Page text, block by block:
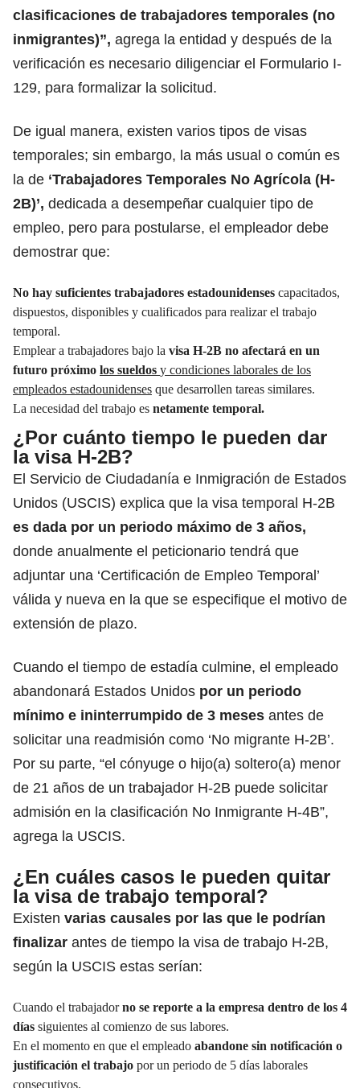
clasificaciones de trabajadores temporales (no
inmigrantes)”, agrega la entidad y después de la
verificación es necesario diligenciar el Formulario I-
129, para formalizar la solicitud.
De igual manera, existen varios tipos de visas
temporales; sin embargo, la más usual o común es
la de ‘Trabajadores Temporales No Agrícola (H-
2B)’, dedicada a desempeñar cualquier tipo de
empleo, pero para postularse, el empleador debe
demostrar que:
No hay suficientes trabajadores estadounidenses capacitados,
dispuestos, disponibles y cualificados para realizar el trabajo
temporal.
Emplear a trabajadores bajo la visa H-2B no afectará en un
futuro próximo los sueldos y condiciones laborales de los
empleados estadounidenses que desarrollen tareas similares.
La necesidad del trabajo es netamente temporal.
¿Por cuánto tiempo le pueden dar
la visa H-2B?
El Servicio de Ciudadanía e Inmigración de Estados
Unidos (USCIS) explica que la visa temporal H-2B
es dada por un periodo máximo de 3 años,
donde anualmente el peticionario tendrá que
adjuntar una ‘Certificación de Empleo Temporal’
válida y nueva en la que se especifique el motivo de
extensión de plazo.
Cuando el tiempo de estadía culmine, el empleado
abandonará Estados Unidos por un periodo
mínimo e ininterrumpido de 3 meses antes de
solicitar una readmisión como ‘No migrante H-2B’.
Por su parte, “el cónyuge o hijo(a) soltero(a) menor
de 21 años de un trabajador H-2B puede solicitar
admisión en la clasificación No Inmigrante H-4B”,
agrega la USCIS.
¿En cuáles casos le pueden quitar
la visa de trabajo temporal?
Existen varias causales por las que le podrían
finalizar antes de tiempo la visa de trabajo H-2B,
según la USCIS estas serían:
Cuando el trabajadorno se reporte a la empresa dentro de los 4
días siguientes al comienzo de sus labores.
En el momento en que el empleado abandone sin notificación o
justificación el trabajo por un periodo de 5 días laborales
consecutivos.